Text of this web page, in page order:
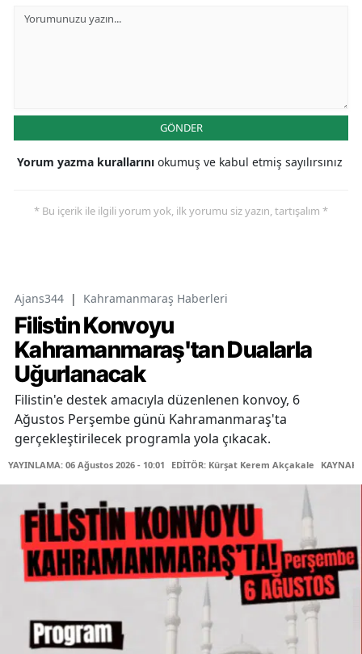
GÖNDER
Yorum yazma kurallarını okumuş ve kabul etmiş sayılırsınız
* Bu içerik ile ilgili yorum yok, ilk yorumu siz yazın, tartışalım *
Ajans344 | Kahramanmaraş Haberleri
Filistin Konvoyu
Kahramanmaraş'tan Dualarla
Uğurlanacak
Filistin'e destek amacıyla düzenlenen konvoy, 6
Ağustos Perşembe günü Kahramanmaraş'ta
gerçekleştirilecek programla yola çıkacak.
YAYINLAMA: 06 Ağustos 2026 - 10:01 EDİTÖR: Kürşat Kerem Akçakale